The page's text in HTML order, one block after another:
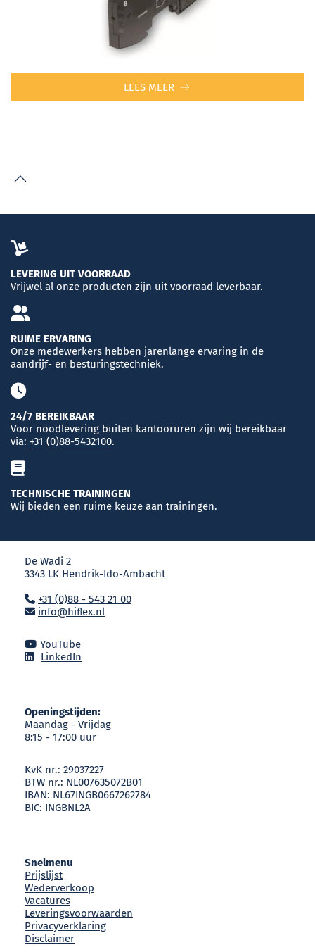
LEES MEER
LEVERING UIT VOORRAAD
Vrijwel al onze producten zijn uit voorraad leverbaar.
RUIME ERVARING
Onze medewerkers hebben jarenlange ervaring in de
aandrijf- en besturingstechniek.
24/7 BEREIKBAAR
Voor noodlevering buiten kantooruren zijn wij bereikbaar
via: +31 (0)88-5432100.
TECHNISCHE TRAININGEN
Wij bieden een ruime keuze aan trainingen.
De Wadi 2
3343 LK Hendrik-Ido-Ambacht
+31 (0)88 - 543 21 00
info@hiﬂex.nl
YouTube
LinkedIn
Openingstijden:
Maandag - Vrijdag
8:15 - 17:00 uur
KvK nr.: 29037227
BTW nr.: NL007635072B01
IBAN: NL67INGB0667262784
BIC: INGBNL2A
Snelmenu
Prijslijst
Wederverkoop
Vacatures
Leveringsvoorwaarden
Privacyverklaring
Disclaimer